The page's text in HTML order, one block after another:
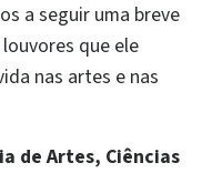
a seguir uma breve
que ele
nas artes e nas
de Artes, Ciências